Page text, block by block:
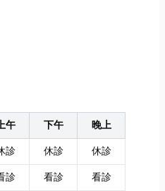
午 下午
晚上
診 休診
休診
診 看診
看診